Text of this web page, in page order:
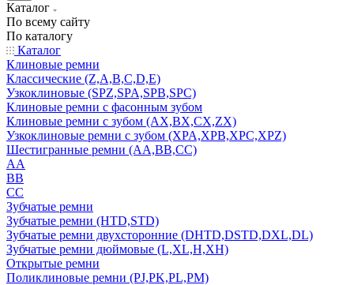
Каталог
По всему сайту
По каталогу
Каталог
Клиновые ремни
Классические (Z,A,B,C,D,E)
Узкоклиновые (SPZ,SPA,SPB,SPC)
Клиновые ремни с фасонным зубом
Клиновые ремни с зубом (AX,BX,CX,ZX)
Узкоклиновые ремни с зубом (XPA,XPB,XPC,XPZ)
Шестигранные ремни (AA,BB,CC)
AA
BB
CC
Зубчатые ремни
Зубчатые ремни (HTD,STD)
Зубчатые ремни двухсторонние (DHTD,DSTD,DXL,DL)
Зубчатые ремни дюймовые (L,XL,H,XH)
Открытые ремни
Поликлиновые ремни (PJ,PK,PL,PM)